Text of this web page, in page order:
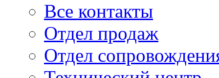
Все контакты
Отдел продаж
Отдел